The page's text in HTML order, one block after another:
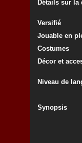
Détails sur
Versifié
Jouable en
Costumes
Décor et
Niveau de
Synopsis